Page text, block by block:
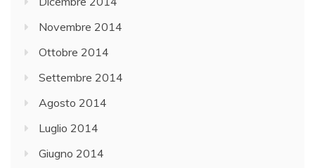
Novembre 2014
Ottobre 2014
Settembre 2014
Agosto 2014
Luglio 2014
Giugno 2014